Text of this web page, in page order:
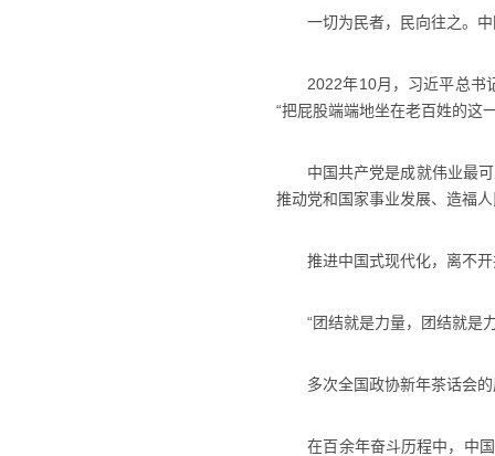
一切为民者，民向往之。中
2022年10月，习近平总书记
“把屁股端端地坐在老百姓的这
中国共产党是成就伟业最可
推动党和国家事业发展、造福
推进中国式现代化，离不开
“团结就是力量，团结就是
多次全国政协新年茶话会的
在百余年奋斗历程中，中国